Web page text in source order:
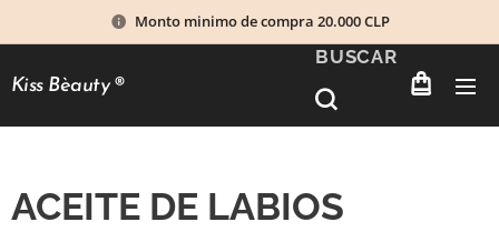
Monto minimo de compra 20.000 CLP
Kiss Bèauty®
BUSCAR
ACEITE DE LABIOS